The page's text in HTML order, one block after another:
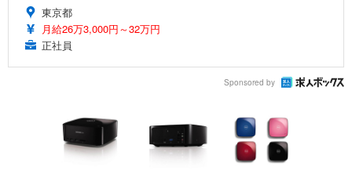
東京都
月給26万3,000円～32万円
正社員
Sponsored by